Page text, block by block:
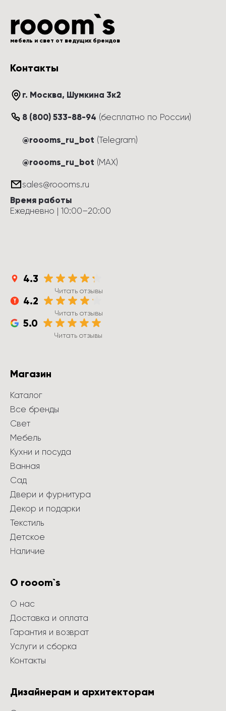
мебель и свет от ведущих брендов
Контакты
г. Москва, Шумкина 3к2
8 (800) 533-88-94 (бесплатно по России)
@roooms_ru_bot (Telegram)
@roooms_ru_bot (MAX)
sales@roooms.ru
Время работы
Ежедневно | 10:00–20:00
4.3
Читать отзывы
4.2
Читать отзывы
5.0
Читать отзывы
Магазин
Каталог
Все бренды
Свет
Мебель
Кухни и посуда
Ванная
Сад
Двери и фурнитура
Декор и подарки
Текстиль
Детское
Наличие
О rooom`s
О нас
Доставка и оплата
Гарантия и возврат
Услуги и сборка
Контакты
Дизайнерам и архитекторам